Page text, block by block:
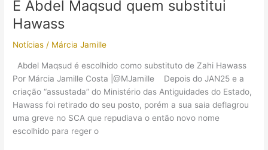
Tutankhamon
É Abdel Maqsud quem substitui
Hawass
Notícias / Márcia Jamille
Abdel Maqsud é escolhido como substituto de Zahi Hawass
Por Márcia Jamille Costa |@MJamille Depois do JAN25 e a
criação “assustada” do Ministério das Antiguidades do Estado,
Hawass foi retirado do seu posto, porém a sua saia deflagrou
uma greve no SCA que repudiava o então novo nome
escolhido para reger o